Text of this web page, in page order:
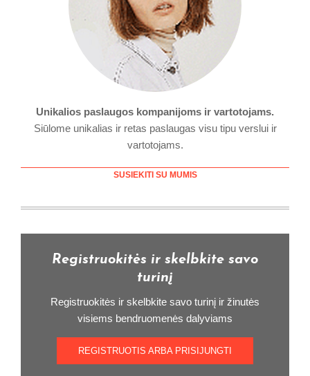
Unikalios paslaugos kompanijoms ir vartotojams.
Siūlome unikalias ir retas paslaugas visu tipu verslui ir
vartotojams.
SUSIEKITI SU MUMIS
Registruokitės ir skelbkite savo
turinį
Registruokitės ir skelbkite savo turinį ir žinutės
visiems bendruomenės dalyviams
REGISTRUOTIS ARBA PRISIJUNGTI